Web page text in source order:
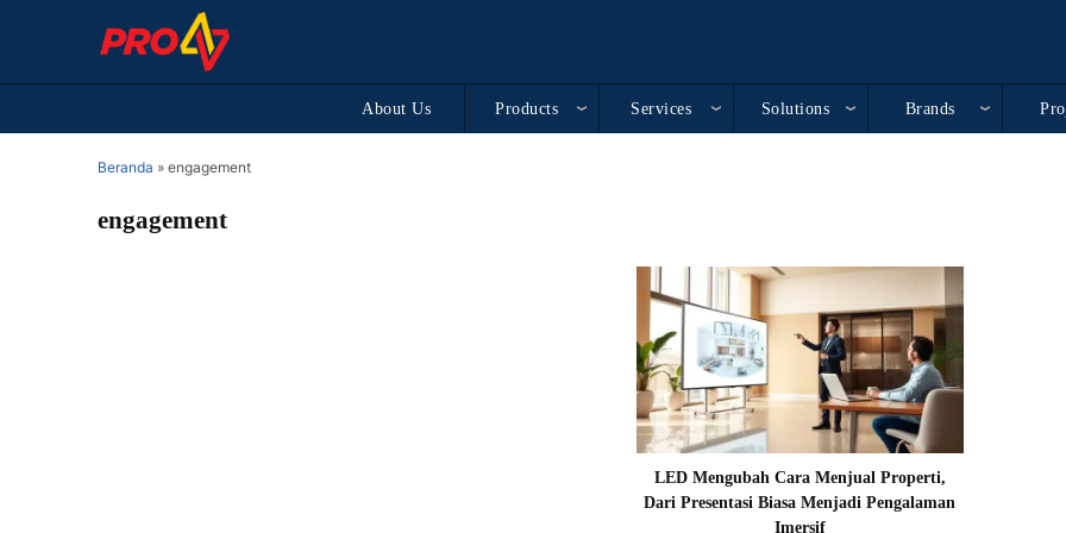
About Us Products Services Solutions Brands
Beranda » engagement
engagement
LED Mengubah Cara Menjual Properti,
Dari Presentasi Biasa Menjadi Pengalaman
Imersif